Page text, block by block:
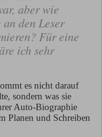
aber wie
den Leser
Für eine
ich sehr
es nicht darauf
sondern was sie
Auto-Biographie
Planen und Schreiben